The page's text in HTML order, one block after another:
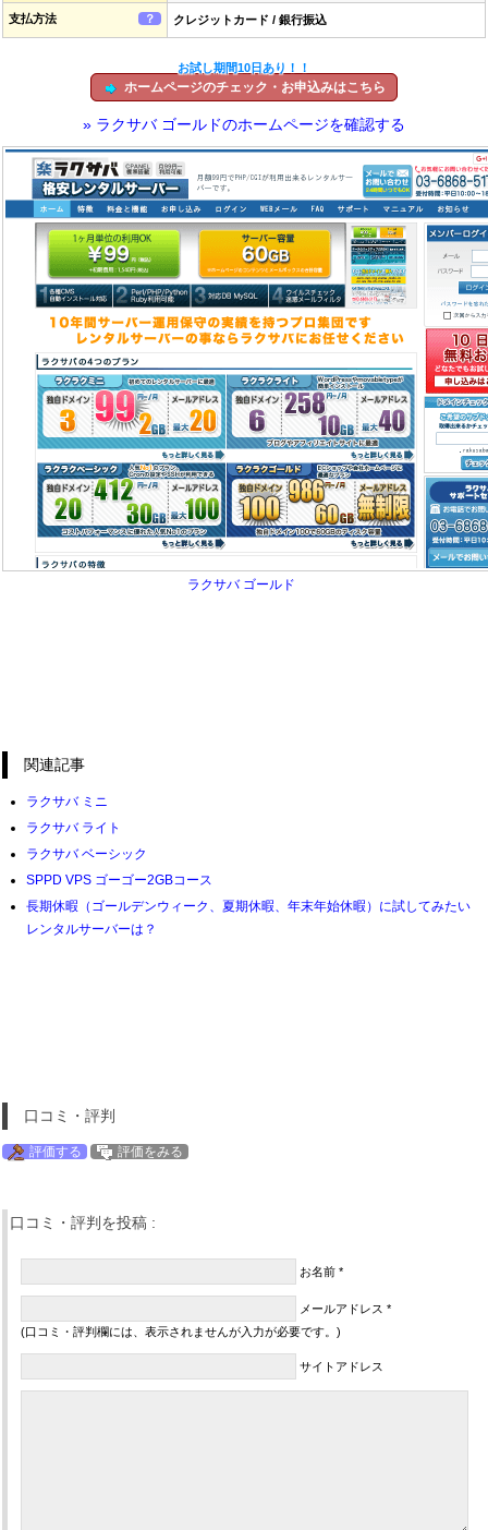
支払方法 ？ クレジットカード / 銀行振込
お試し期間10日あり！！
ホームページのチェック・お申込みはこちら
» ラクサバ ゴールドのホームページを確認する
ラクサバ ゴールド
関連記事
ラクサバ ミニ
ラクサバ ライト
ラクサバ ベーシック
SPPD VPS ゴーゴー2GBコース
長期休暇（ゴールデンウィーク、夏期休暇、年末年始休暇）に試してみたい
レンタルサーバーは？
口コミ・評判
評価する 評価をみる
口コミ・評判を投稿 :
お名前 *
メールアドレス *
(口コミ・評判欄には、表示されませんが入力が必要です。)
サイトアドレス